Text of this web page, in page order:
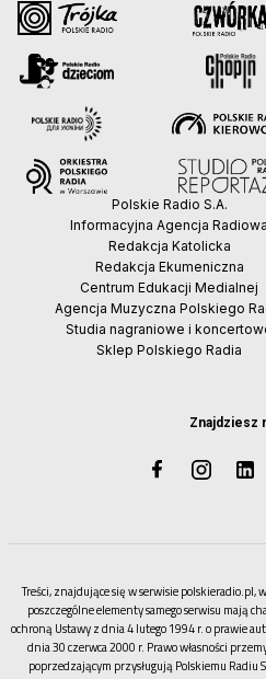
Znajdziesz
Polskie Radio S.A.
Informacyjna Agencja Radiowa
Redakcja Katolicka
Redakcja Ekumeniczna
Centrum Edukacji Medialnej
Agencja Muzyczna Polskiego
Studia nagraniowe i
Sklep Polskiego Radia
Treści, znajdujące się w serwisie polskieradio.pl,
poszczególne elementy samego serwisu mają
ochroną Ustawy z dnia 4 lutego 1994 r. o prawie
dnia 30 czerwca 2000 r. Prawo własności
poprzedzającym przysługują Polskiemu